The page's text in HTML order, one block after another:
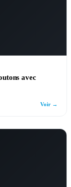
avec
Voir →